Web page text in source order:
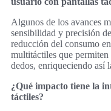
Algunos de los avances
sensibilidad y precisión
reducción del consumo
multitáctiles que
dedos, enriqueciendo así
¿Qué impacto tiene la
táctiles?